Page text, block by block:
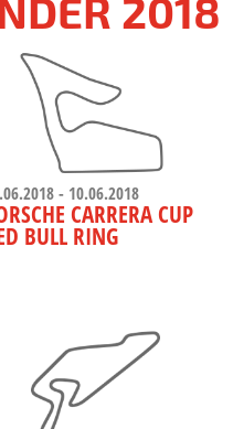
- 10.06.2018
CARRERA CUP
BULL RING